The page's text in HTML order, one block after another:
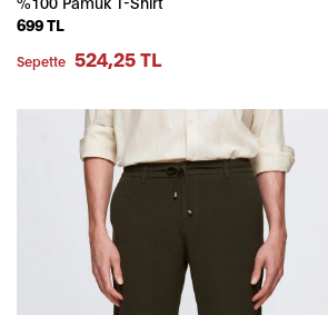
699 TL
Sepette 524,25 TL